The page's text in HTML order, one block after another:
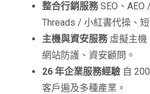
整合行銷服務 SEO、AEO
Threads / 小紅書代操、
主機與資安服務 虛擬主機
網站防護、資安顧問。
26 年企業服務經驗 自
客戶遍及多種產業。